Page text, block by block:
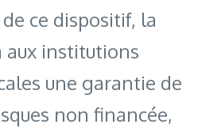
ce dispositif, la
aux institutions
une garantie de
non financée,